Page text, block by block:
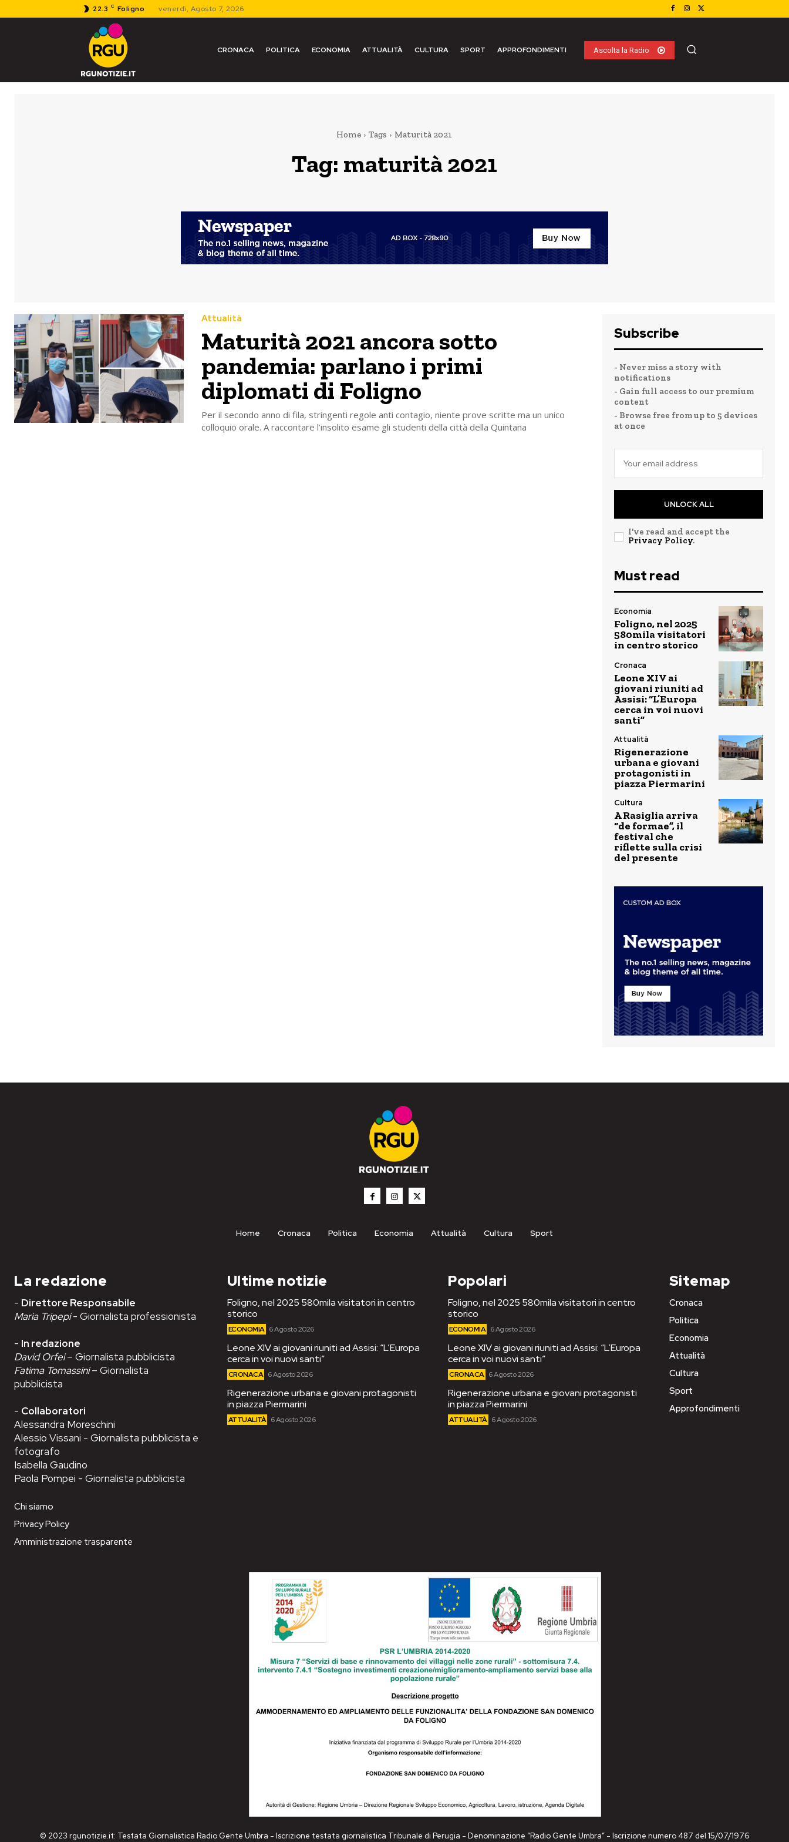
22.3 C Foligno venerdì, Agosto 7, 2026
CRONACA POLITICA ECONOMIA ATTUALITÀ CULTURA SPORT APPROFONDIMENTI Ascolta la Radio
Home Tags Maturità 2021
Tag: maturità 2021
Attualità
Maturità 2021 ancora sotto
pandemia: parlano i primi
diplomati di Foligno
Per il secondo anno di fila, stringenti regole anti contagio, niente prove scritte ma un unico
colloquio orale. A raccontare l’insolito esame gli studenti della città della Quintana
Subscribe
- Never miss a story with
notifications
- Gain full access to our premium
content
- Browse free from up to 5 devices
at once
UNLOCK ALL
I've read and accept the
Privacy Policy.
Must read
Economia
Foligno, nel 2025
580mila visitatori
in centro storico
Cronaca
Leone XIV ai
giovani riuniti ad
Assisi: “L’Europa
cerca in voi nuovi
santi”
Attualità
Rigenerazione
urbana e giovani
protagonisti in
piazza Piermarini
Cultura
A Rasiglia arriva
“de formae”, il
festival che
riflette sulla crisi
del presente
Home Cronaca Politica Economia Attualità Cultura Sport
La redazione
- Direttore Responsabile
Maria Tripepi- Giornalista professionista
- In redazione
David Orfei– Giornalista pubblicista
Fatima Tomassini– Giornalista
pubblicista
- Collaboratori
Alessandra Moreschini
Alessio Vissani - Giornalista pubblicista e
fotografo
Isabella Gaudino
Paola Pompei - Giornalista pubblicista
Chi siamo
Privacy Policy
Amministrazione trasparente
Ultime notizie
Foligno, nel 2025 580mila visitatori in centro
storico
ECONOMIA 6 Agosto 2026
Leone XIV ai giovani riuniti ad Assisi: “L’Europa
cerca in voi nuovi santi”
CRONACA 6 Agosto 2026
Rigenerazione urbana e giovani protagonisti
in piazza Piermarini
ATTUALITÀ 6 Agosto 2026
Popolari
Foligno, nel 2025 580mila visitatori in centro
storico
ECONOMIA 6 Agosto 2026
Leone XIV ai giovani riuniti ad Assisi: “L’Europa
cerca in voi nuovi santi”
CRONACA 6 Agosto 2026
Rigenerazione urbana e giovani protagonisti
in piazza Piermarini
ATTUALITÀ 6 Agosto 2026
Sitemap
Cronaca
Politica
Economia
Attualità
Cultura
Sport
Approfondimenti
© 2023 rgunotizie.it: Testata Giornalistica Radio Gente Umbra - Iscrizione testata giornalistica Tribunale di Perugia - Denominazione “Radio Gente Umbra” - Iscrizione numero 487 del 15/07/1976